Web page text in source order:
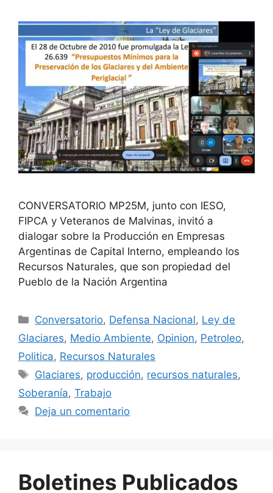
CONVERSATORIO MP25M, junto con IESO,
FIPCA y Veteranos de Malvinas, invitó a
dialogar sobre la Producción en Empresas
Argentinas de Capital Interno, empleando los
Recursos Naturales, que son propiedad del
Pueblo de la Nación Argentina
Conversatorio, Defensa Nacional, Ley de
Glaciares, Medio Ambiente, Opinion, Petroleo,
Politica, Recursos Naturales
Glaciares, producción, recursos naturales,
Soberanía, Trabajo
Deja un comentario
Boletines Publicados